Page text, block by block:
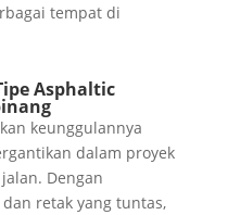
tempat di
Asphaltic
keunggulannya
dalam proyek
Dengan
retak yang tuntas,